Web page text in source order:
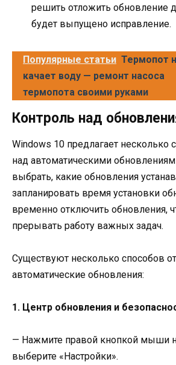
решить отложить обновление
будет выпущено исправление.
Популярные статьи Термопот
качает воду — ремонт насоса
термопота своими руками
Контроль над
Windows 10 предлагает несколько
над автоматическими
выбрать, какие обновления
запланировать время установки
временно отключить обновления,
прерывать работу важных задач.
Существуют несколько способов
автоматические обновления:
1. Центр обновления и
— Нажмите правой кнопкой мыши
выберите «Настройки».